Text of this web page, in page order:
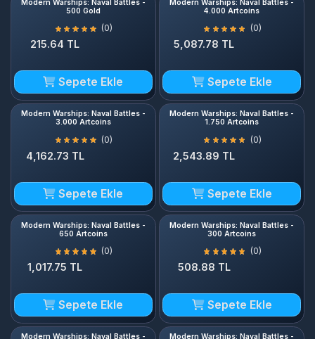
215.64 TL
Sepete Ekle
5,087.78 TL
Sepete Ekle
Modern Warships: Naval Battles -
3.000 Artcoins
(0)
4,162.73 TL
Sepete Ekle
Modern Warships: Naval Battles -
1.750 Artcoins
(0)
2,543.89 TL
Sepete Ekle
Modern Warships: Naval Battles -
650 Artcoins
(0)
1,017.75 TL
Sepete Ekle
Modern Warships: Naval Battles -
300 Artcoins
(0)
508.88 TL
Sepete Ekle
140 Artcoins
254.44 TL
Premium Account - 30 Days
508.88 TL